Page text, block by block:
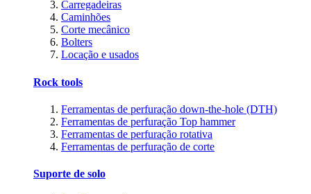
Carregadeiras
Caminhões
Corte mecânico
Bolters
Locação e usados
Rock tools
Ferramentas de perfuração down-the-hole (DTH)
Ferramentas de perfuração Top hammer
Ferramentas de perfuração rotativa
Ferramentas de perfuração de corte
Suporte de solo